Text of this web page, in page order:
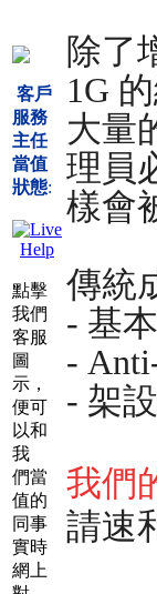
客戶
服務
主任
當值
狀態:
點擊
我們
客服
圖
示，
便可
以和
我
們當
值的
同事
實時
網上
除了
1G
大量
理員
樣會
傳統
- 基
-
- 架
我們
請速